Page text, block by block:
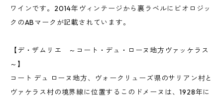
ワインです。2014年ヴィンテージから裏ラベルにビオロジッ
クのABマークが記載されています。
【デ・ザムリエ ～コート・デュ・ローヌ地方ヴァッケラス
～】
コート デュ ローヌ地方、ヴォークリューズ県のサリアン村と
ヴァケラス村の境界線に位置するこのドメーヌは、1928年に